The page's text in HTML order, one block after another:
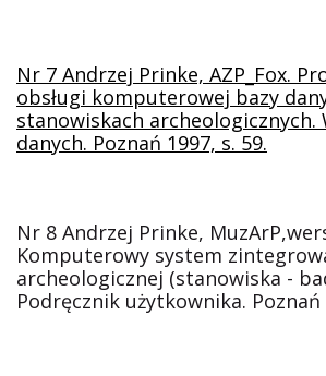
Nr 7 Andrzej Prinke, AZP_Fox.
obsługi komputerowej bazy
stanowiskach archeologicznych.
danych. Poznań 1997, s. 59.
Nr 8 Andrzej Prinke,
Komputerowy system
archeologicznej (stanowiska -
Podręcznik użytkownika. Poznań